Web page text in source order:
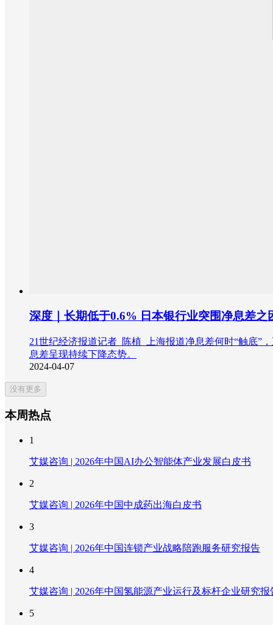
深度｜长期低于0.6% 日本银行业突围净息差之
21世纪经济报道记者 陈植 上海报道净息差何时“触底”
息差呈现持续下降态势。
2024-04-07
没有更多
本周热点
1
艾媒咨询 | 2026年中国AI办公智能体产业发展白皮书
2
艾媒咨询 | 2026年中国中成药出海白皮书
3
艾媒咨询 | 2026年中国连锁产业战略陪跑服务研究报告
4
艾媒咨询 | 2026年中国氢能源产业运行及标杆企业研究报
5